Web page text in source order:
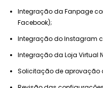
Integração da Fanpage
Facebook);
Integração do Instagram
Integração da Loja Virtual
Solicitação de aprovação